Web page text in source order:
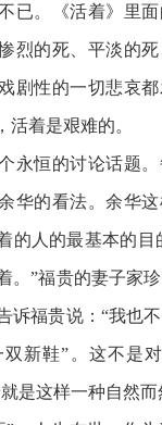
已。《活着》里
烈的死、平淡的
性的一切悲哀都
着是艰难的。
永恒的讨论话题
华的看法。余华
的人的最基本的目
。”福贵的妻子家
诉福贵说：“我也
新鞋”。这不是
是这样一种自然而